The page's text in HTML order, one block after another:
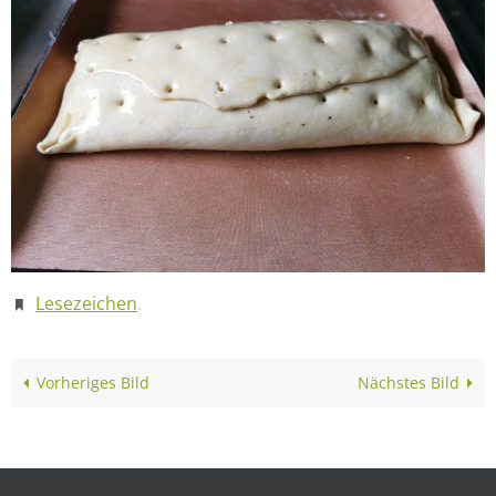
Lesezeichen.
Vorheriges Bild Nächstes Bild